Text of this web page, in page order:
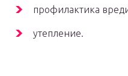
профилактика
утепление.